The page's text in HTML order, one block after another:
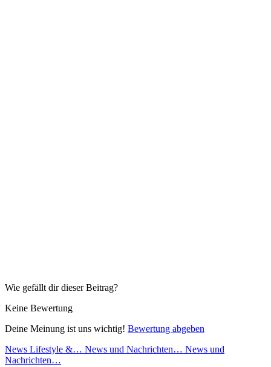
Wie gefällt dir dieser Beitrag?
Keine Bewertung
Deine Meinung ist uns wichtig! Bewertung abgeben
News Lifestyle &… News und Nachrichten… News und
Nachrichten…